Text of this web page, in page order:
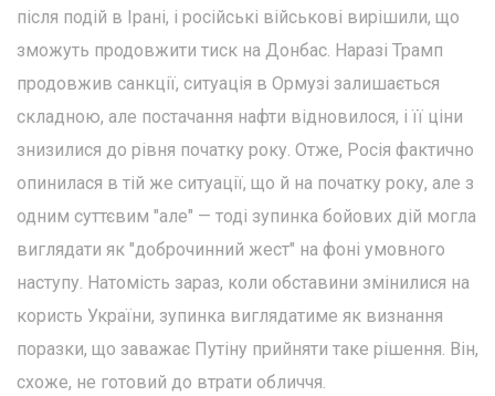
після подій в Ірані, і російські військові вирішили, що
зможуть продовжити тиск на Донбас. Наразі Трамп
продовжив санкції, ситуація в Ормузі залишається
складною, але постачання нафти відновилося, і її ціни
знизилися до рівня початку року. Отже, Росія фактично
опинилася в тій же ситуації, що й на початку року, але з
одним суттєвим "але" — тоді зупинка бойових дій могла
виглядати як "доброчинний жест" на фоні умовного
наступу. Натомість зараз, коли обставини змінилися на
користь України, зупинка виглядатиме як визнання
поразки, що заважає Путіну прийняти таке рішення. Він,
схоже, не готовий до втрати обличчя.